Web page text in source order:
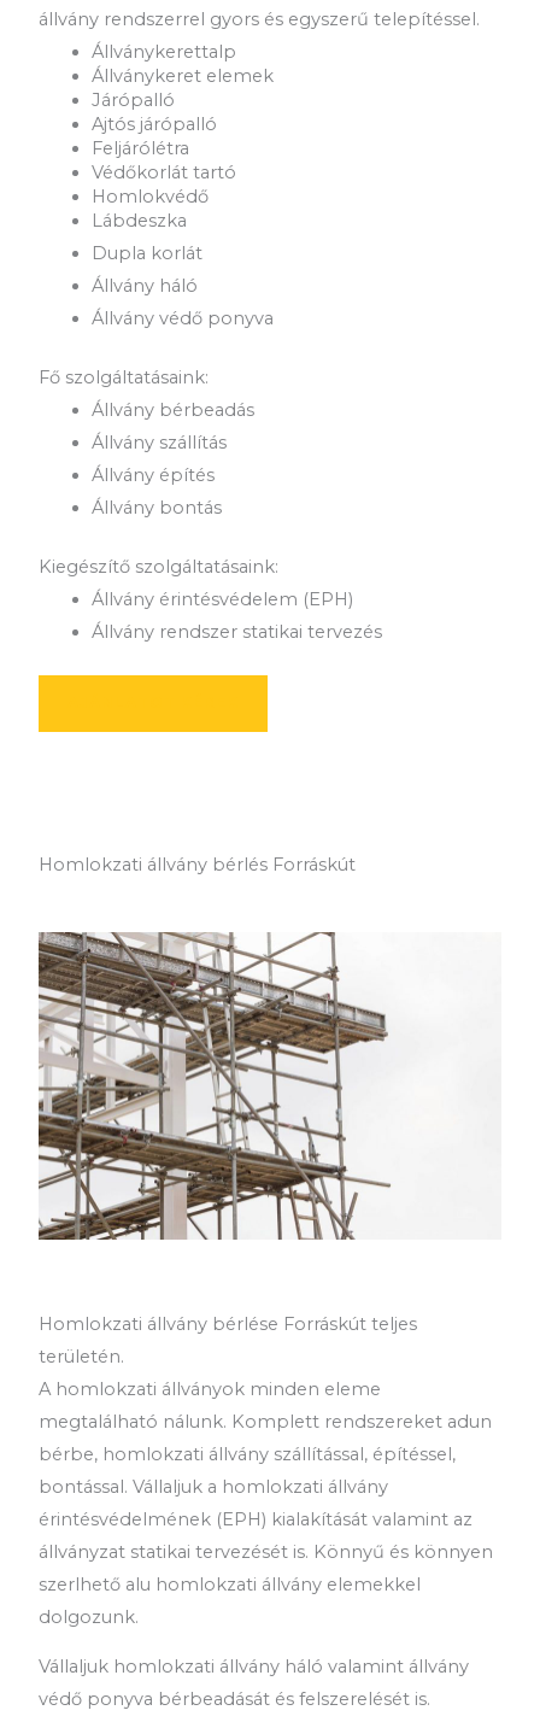
állvány rendszerrel gyors és egyszerű telepítéssel.
Állványkerettalp
Állványkeret elemek
Járópalló
Ajtós járópalló
Feljárólétra
Védőkorlát tartó
Homlokvédő
Lábdeszka
Dupla korlát
Állvány háló
Állvány védő ponyva
Fő szolgáltatásaink:
Állvány bérbeadás
Állvány szállítás
Állvány építés
Állvány bontás
Kiegészítő szolgáltatásaink:
Állvány érintésvédelem (EPH)
Állvány rendszer statikai tervezés
Homlokzati állvány bérlés Forráskút
Homlokzati állvány bérlése Forráskút teljes
területén.
A homlokzati állványok minden eleme
megtalálható nálunk. Komplett rendszereket adun
bérbe, homlokzati állvány szállítással, építéssel,
bontással. Vállaljuk a homlokzati állvány
érintésvédelmének (EPH) kialakítását valamint az
állványzat statikai tervezését is. Könnyű és könnyen
szerlhető alu homlokzati állvány elemekkel
dolgozunk.
Vállaljuk homlokzati állvány háló valamint állvány
védő ponyva bérbeadását és felszerelését is.